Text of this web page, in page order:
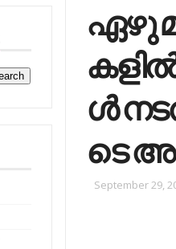
ഏ​​ഴു
ള്‍
ടെ
September 29,